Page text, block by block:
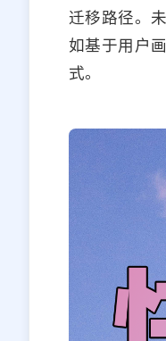
迁移路径。
如基于用户
式。